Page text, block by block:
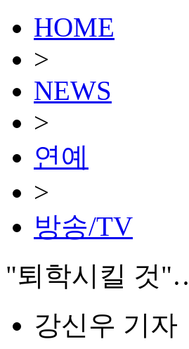
HOME
>
NEWS
>
연예
>
방송/TV
"퇴학시킬 것
강신우 기자